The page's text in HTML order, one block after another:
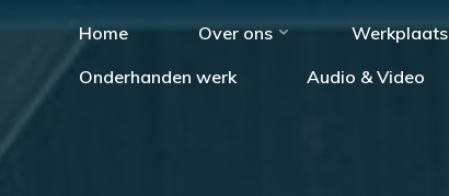
Home Over ons Werkplaats
Onderhanden werk
Audio & Video